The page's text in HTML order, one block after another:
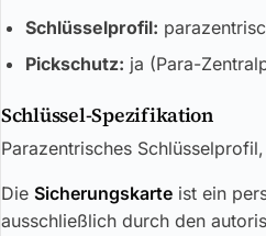
Schlüsselprofil:
Pickschutz: ja (Para-
Schlüssel-Spezifikation
Parazentrisches
Die Sicherungskarte ist ein
ausschließlich durch den